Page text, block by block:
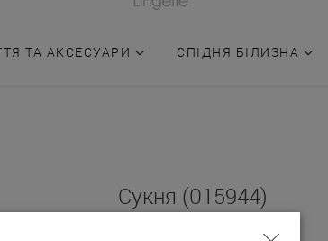
ТА АКСЕСУАРИ СПІДНЯ БІЛИЗНА
Сукня (015944)